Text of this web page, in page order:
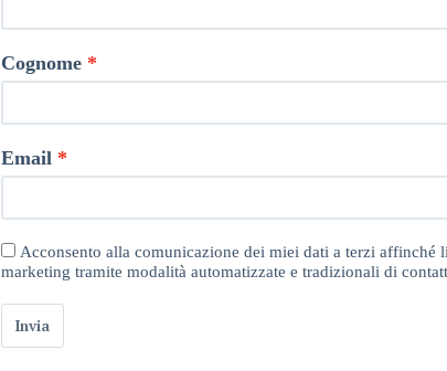
Cognome
Email
Acconsento alla comunicazione dei miei dati a terzi affinché
marketing tramite modalità automatizzate e tradizionali di
Invia